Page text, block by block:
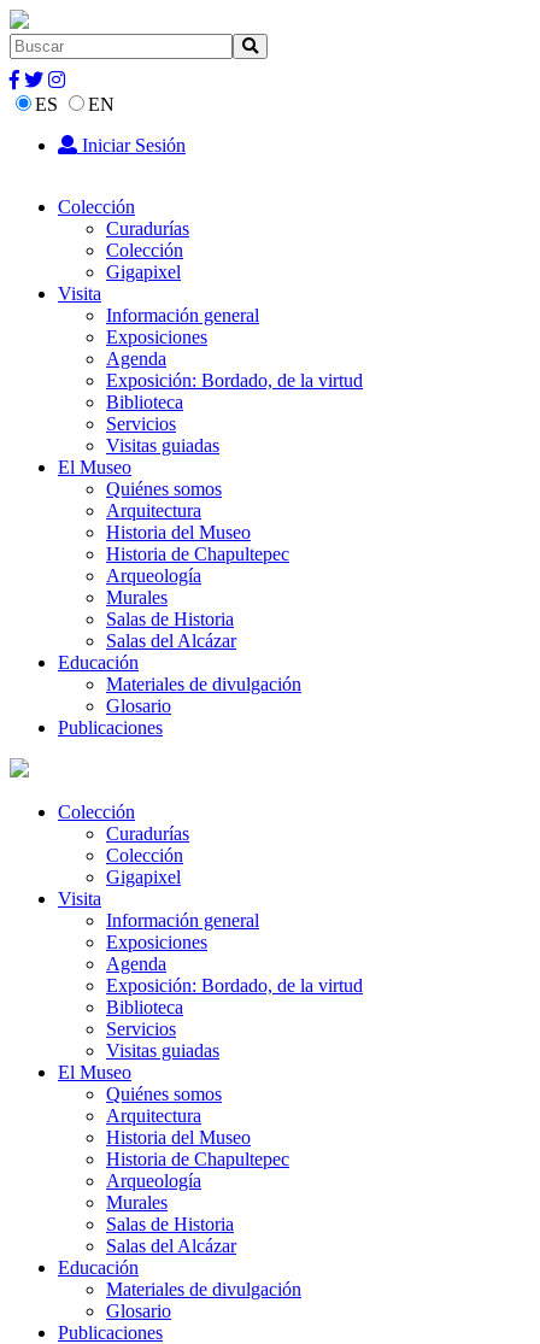
ES
EN
Iniciar Sesión
Colección
Curadurías
Colección
Gigapixel
Visita
Información general
Exposiciones
Agenda
Exposición: Bordado, de la virtud
Biblioteca
Servicios
Visitas guiadas
El Museo
Quiénes somos
Arquitectura
Historia del Museo
Historia de Chapultepec
Arqueología
Murales
Salas de Historia
Salas del Alcázar
Educación
Materiales de divulgación
Glosario
Publicaciones
Colección
Curadurías
Colección
Gigapixel
Visita
Información general
Exposiciones
Agenda
Exposición: Bordado, de la virtud
Biblioteca
Servicios
Visitas guiadas
El Museo
Quiénes somos
Arquitectura
Historia del Museo
Historia de Chapultepec
Arqueología
Murales
Salas de Historia
Salas del Alcázar
Educación
Materiales de divulgación
Glosario
Publicaciones